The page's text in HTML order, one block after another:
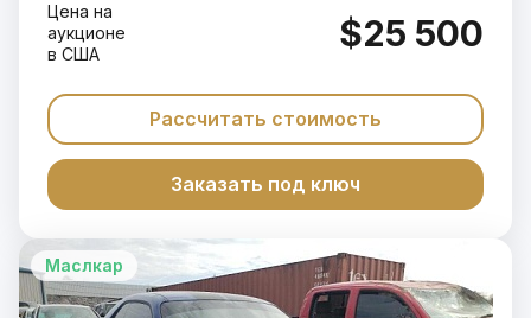
Цена на
аукционе
в США
$25 500
Рассчитать стоимость
Заказать под ключ
Маслкар